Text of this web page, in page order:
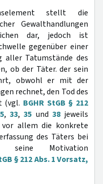
stellt die
Gewalthandlungen
dar, jedoch ist
gegenüber einer
aller Tatumstände des
ob der Täter. der sein
obwohl er mit der
rechnet, den Tod des
(vgl. BGHR StGB § 212
5,33,35 und 38jeweils
vor allem die konkrete
des Täters bei
seine Motivation
§ 212 Abs. 1 Vorsatz,